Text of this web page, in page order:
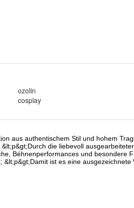
ozolin
cosplay